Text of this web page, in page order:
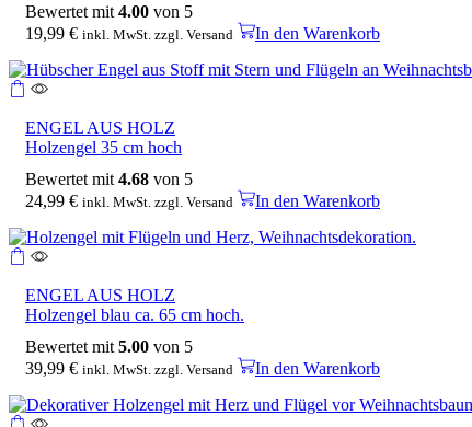
Bewertet mit 4.00 von 5
19,99 € inkl. MwSt. zzgl. Versand In den Warenkorb
ENGEL AUS HOLZ
Holzengel 35 cm hoch
Bewertet mit 4.68 von 5
24,99 € inkl. MwSt. zzgl. Versand In den Warenkorb
ENGEL AUS HOLZ
Holzengel blau ca. 65 cm hoch.
Bewertet mit 5.00 von 5
39,99 € inkl. MwSt. zzgl. Versand In den Warenkorb